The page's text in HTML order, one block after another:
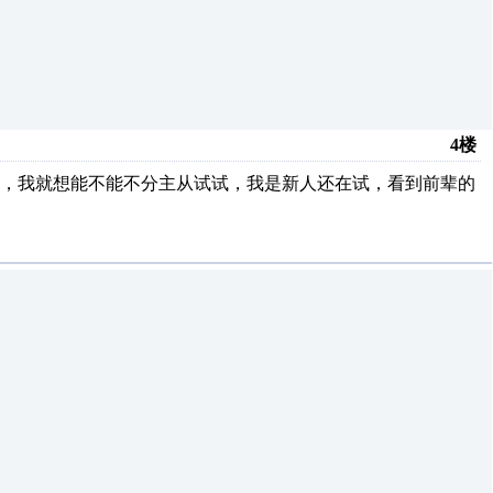
4楼
我就想能不能不分主从试试，我是新人还在试，看到前辈的